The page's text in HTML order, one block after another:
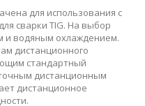
для использования с
сварки TIG. На выбор
и водяным охлаждением.
дистанционного
стандартный
дистанционным
дистанционное